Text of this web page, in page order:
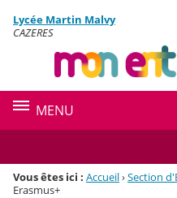
Menu de la rubrique
Contenu
Lycée Martin Malvy
CAZERES
MENU
Vous êtes ici : Accueil›Section
Erasmus+